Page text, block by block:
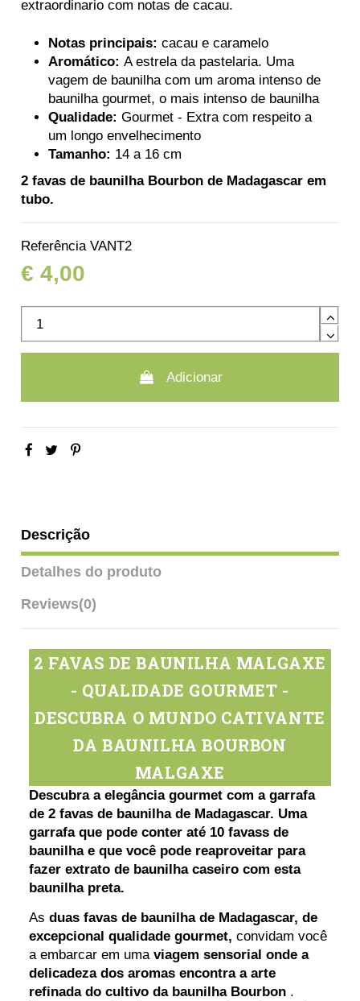
extraordinario com notas de cacau.
Notas principais: cacau e caramelo
Aromático: A estrela da pastelaria. Uma
vagem de baunilha com um aroma intenso de
baunilha gourmet, o mais intenso de baunilha
Qualidade: Gourmet - Extra com respeito a
um longo envelhecimento
Tamanho: 14 a 16 cm
2 favas de baunilha Bourbon de Madagascar em
tubo.
Referência VANT2
€ 4,00
Adicionar
Descrição
Detalhes do produto
Reviews(0)
2 FAVAS DE BAUNILHA MALGAXE
- QUALIDADE GOURMET -
DESCUBRA O MUNDO CATIVANTE
DA BAUNILHA BOURBON
MALGAXE
Descubra a elegância gourmet com a garrafa
de 2favas de baunilha de Madagascar. Uma
garrafa que pode conter até 10 favass de
baunilha e que você pode reaproveitar para
fazer extrato de baunilha caseiro com esta
baunilha preta.
Asduas favas de baunilha de Madagascar, de
excepcional qualidade gourmet, convidam você
a embarcar em umaviagem sensorial onde a
delicadeza dos aromas encontra a arte
refinada do cultivo da baunilha Bourbon .